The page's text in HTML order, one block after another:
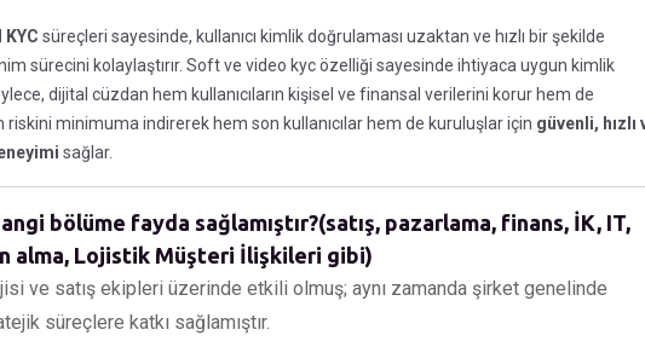
süreçleri sayesinde, kullanıcı kimlik doğrulaması uzaktan ve hızlı bir şekilde
sürecini kolaylaştırır. Soft ve video kyc özelliği sayesinde ihtiyaca uygun kimlik
dijital cüzdan hem kullanıcıların kişisel ve finansal verilerini korur hem de
riskini minimuma indirerek hem son kullanıcılar hem de kuruluşlar için güvenli, hızlı
sağlar.
bölüme fayda sağlamıştır?(satış, pazarlama, finans, İK, IT,
alma, Lojistik Müşteri İlişkileri gibi)
ve satış ekipleri üzerinde etkili olmuş; aynı zamanda şirket genelinde
süreçlere katkı sağlamıştır.